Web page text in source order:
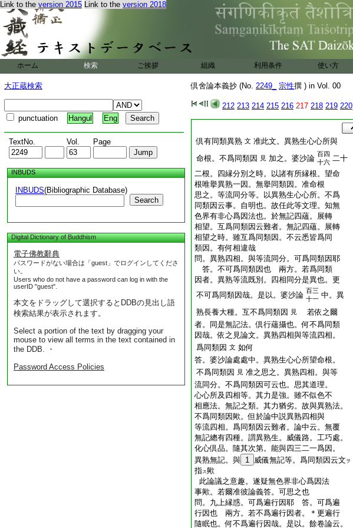
Link to the version 2015 Link to the version 2018
ホーム 検索 ご挨拶 組織 利用条件 使い方
大正蔵検索
punctuation Hangul Eng
TextNo. Vol. Page
INBUDS
INBUDS(Bibliographic Database)
Search
Digital Dictionary of Buddhism
電子佛教辭典
パスワードがない場合は「guest」でログインしてくださ
い。
Users who do not have a password can log in with the
userID "guest".
本文をドラッグして選択するとDDBの見出し語
検索結果が表示されます。
Select a portion of the text by dragging your
mouse to view all terms in the text contained in
the DDB. ・
Password Access Policies
倶舍論本義抄 (No. 2249_ 宗性撰 ) in Vol. 00
212 213 214 215 216 217 218 219 220
倶有同類異熟 文 准此文。異熟生心心所與
命根。不爲同類因
見 加之。婆沙論 百四
十六 二十
二根。四縁分別之時。以諸有所縁根。望命
根唯擧異熟一因。無擧同類因。准命根
思之。等流同分等。以異熟生心心所。不爲
同類因云事。自明也。故任此等文理。知無
色界有非心爲因法也。於無記四蘊。展轉
相望。互爲同類因云難者。無記四蘊。展轉
相望之時。雖互爲同類因。不云悉皆爲同
類因。有何相違哉
問。異熟四相。與等流同分。可爲同類因耶
答。不可爲同類因也 兩方。若爲同類
因者。異熟等流既別。四相同分是異也。更
不可爲同類因哉。是以。婆沙論 百三
十一 中。異
熟長養大種。互不爲同類因
見
若依之爾
者。同是無記法。倶行蘊攝也。何不爲同類
因哉。依之見論文。異熟四相與等流四相。
爲同類因 文 如何
答。婆沙論處處中。異熟生心心所望命根。
不爲同類因
見 准之思之。異熟四相。與等
流同分。不爲同類因可云也。思其道理。
心心所及四相等。其力是強。雖不似色不
相應法。無記之類。其力猶劣。故與異熟法。
不爲同類因歟。但於論中説異熟四相與
等流四相。爲同類因云難者。論中云。無覆
無記總有四種。謂異熟生。威儀路。工巧處。
化心倶品。隨其次第。能與四三二一爲因。
異熟無記。與 1 威儀無記等。爲同類因云文 ヲ
指ス歟
此論議之意趣。遂疑無色界非心爲因法
事歟。若爾准彼論義答。可思之也
問。九上縁惑。可爲遍行因耶 答。可爲遍
行因也 兩方。若不爲遍行因者。＊更遍行
隨眠也。何不爲遍行因哉。是以。餘卷論云。